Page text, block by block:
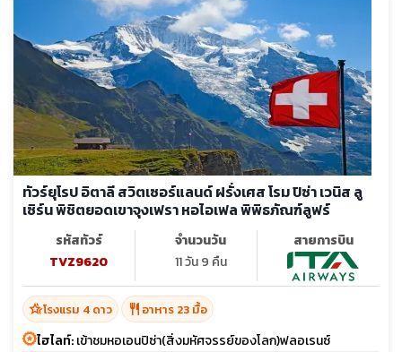
ทัวร์ยุโรป อิตาลี สวิตเซอร์แลนด์ ฝรั่งเศส โรม ปิซ่า เวนิส ลู
เซิร์น พิชิตยอดเขาจุงเฟรา หอไอเฟล พิพิธภัณฑ์ลูฟร์
รหัสทัวร์
TVZ9620
จำนวนวัน
11 วัน 9 คืน
สายการบิน
hotel_classโรงแรม 4 ดาว restaurant อาหาร 23 มื้อ
ไฮไลท์:เข้าชมหอเอนปิซ่า(สิ่งมหัศจรรย์ของโลก)ฟลอเรนซ์